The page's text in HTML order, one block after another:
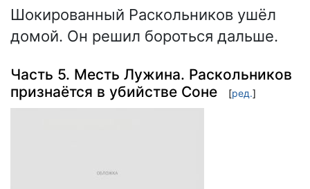
Шокированный Раскольников ушёл
домой. Он решил бороться дальше.
Часть 5. Месть Лужина. Раскольников
признаётся в убийстве Соне
[ред.]